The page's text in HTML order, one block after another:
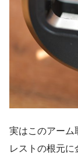
実はこのアーム
レストの根元